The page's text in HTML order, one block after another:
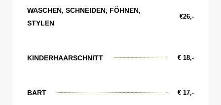
WASCHEN, SCHNEIDEN, FÖHNEN,
STYLEN
€26,-
KINDERHAARSCHNITT € 18,-
BART € 17,-